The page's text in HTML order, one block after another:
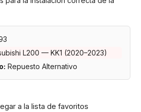
L200 — KK1 (2020–2023)
Repuesto Alternativo
a la lista de favoritos